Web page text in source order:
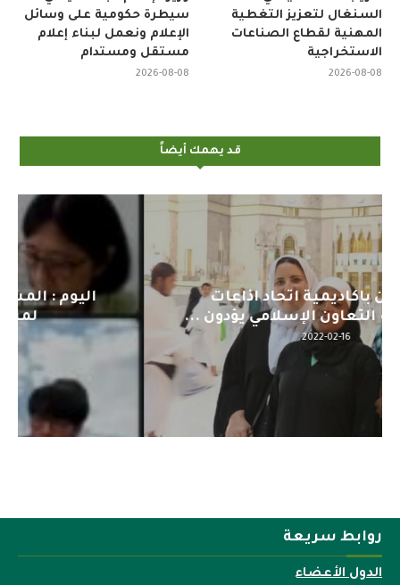
سيطرة حكومية على وسائل
الإعلام ونعمل لبناء إعلام
مستقل ومستدام
2026-08-08
السنغال لتعزيز التغطية
المهنية لقطاع الصناعات
الاستخراجية
2026-08-08
قد يهمك أيضاً
اليوم : المشاركة بالاجتماع التحضيري
لمنظمي قمة اسيا...
2022-04-12
روابط سريعة
الدول الأعضاء